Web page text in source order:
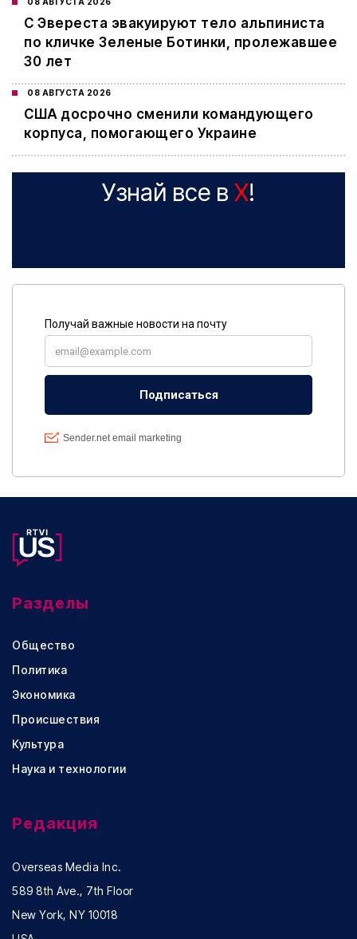
С Эвереста эвакуируют тело альпиниста
по кличке Зеленые Ботинки, пролежавшее
30 лет
08 АВГУСТА 2026
США досрочно сменили командующего
корпуса, помогающего Украине
Узнай все в X!
Разделы
Общество
Политика
Экономика
Происшествия
Культура
Наука и технологии
Редакция
Overseas Media Inc.
589 8th Ave., 7th Floor
New York, NY 10018